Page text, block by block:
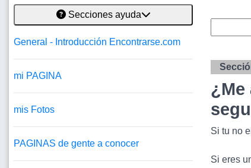
Secciones ayuda
General - Introducción Encontrarse.com
mi PAGINA
mis Fotos
PAGINAS de gente a conocer
Si tu no
Si eres